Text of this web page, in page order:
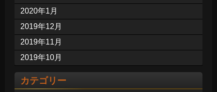
2020年1月
2019年12月
2019年11月
2019年10月
カテゴリー